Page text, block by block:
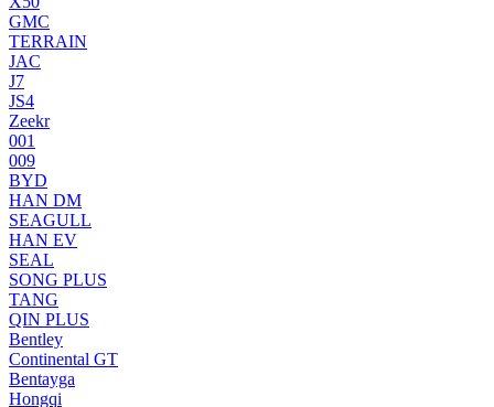
GMC
TERRAIN
JAC
J7
JS4
Zeekr
001
009
BYD
HAN DM
SEAGULL
HAN EV
SEAL
SONG PLUS
TANG
QIN PLUS
Bentley
Continental GT
Bentayga
Hongqi